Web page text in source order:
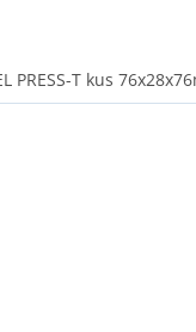
PRESS-T kus